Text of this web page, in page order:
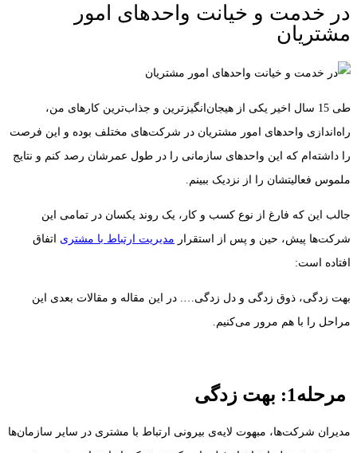
در خدمت و خیانت واحدهای امور
مشتریان
طی 15 سال اخیر یکی از هیجان‌انگیزترین و جذاب‌ترین کارهای من،
راه‌اندازی واحدهای امور مشتریان در شرکت‌های مختلف بوده و این فرصت
را داشته‌ام که این واحدهای سازمانی را در طول عمرشان رصد کنم و نتایج
ملموس فعالیتشان را از نزدیک ببینم.
جالب این که فارغ از نوع کسب و کار، یک روند یکسان در تمامی این
شرکت‌ها پیش، حین و پس از استقرار مدیریت ارتباط با مشتری اتفاق
افتاده است:
بهت زدگی، ذوق زدگی و دل زدگی…. در این مقاله و مقالات بعدی این
مراحل را با هم مرور می‌کنیم.
مرحله1: بهت زدگی
مدیران شرکت‌ها، مبهوت لایه‌ی بیرونی ارتباط با مشتری در سایر سازمان‌ها